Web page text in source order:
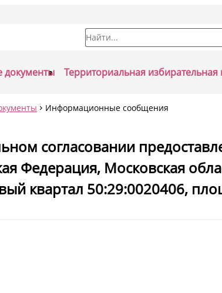
Форма поиска
документы Территориальная избирательная
Информационные сообщения
согласовании
Федерация, Московская
квартал 50:29:0020406,